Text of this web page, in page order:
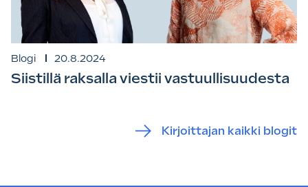
Blogi 20.8.2024
Siistillä raksalla viestii vastuullisuudesta
Kirjoittajan kaikki blogit